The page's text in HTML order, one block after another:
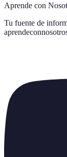
Aprende con
Tu fuente de